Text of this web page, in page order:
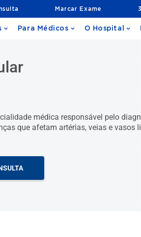
Marcar Exame
Para Médicos O Hospital
médica responsável pelo
que afetam artérias, veias e vasos